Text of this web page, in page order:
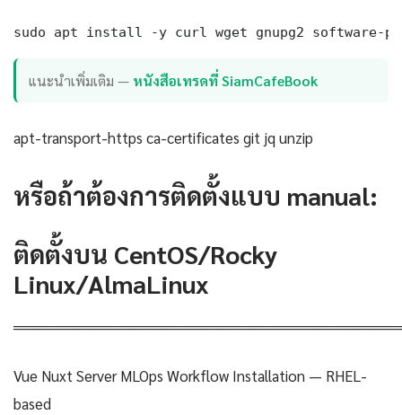
sudo apt install -y curl wget gnupg2 software-
แนะนำเพิ่มเติม — หนังสือเทรดที่ SiamCafeBook
apt-transport-https ca-certificates git jq unzip
หรือถ้าต้องการติดตั้งแบบ manual:
ติดตั้งบน CentOS/Rocky
Linux/AlmaLinux
Vue Nuxt Server MLOps Workflow Installation — RHEL-
based